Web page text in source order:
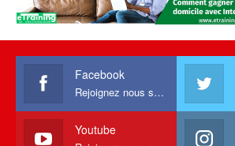
Facebook
Rejoignez nous sur facebook
Youtube